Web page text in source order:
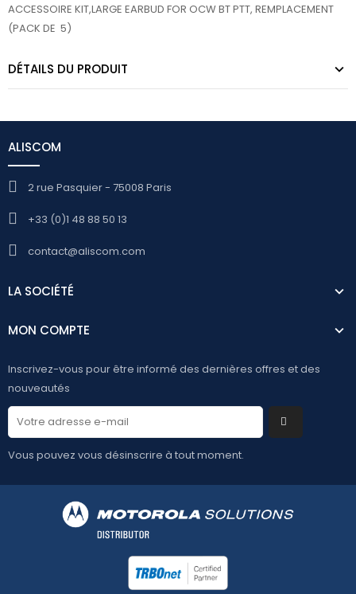
ACCESSOIRE KIT,LARGE EARBUD FOR OCW BT PTT, REMPLACEMENT
(PACK DE 5)
DÉTAILS DU PRODUIT
ALISCOM
2 rue Pasquier - 75008 Paris
+33 (0)1 48 88 50 13
contact@aliscom.com
LA SOCIÉTÉ
MON COMPTE
Inscrivez-vous pour être informé des dernières offres et des
nouveautés
Vous pouvez vous désinscrire à tout moment.